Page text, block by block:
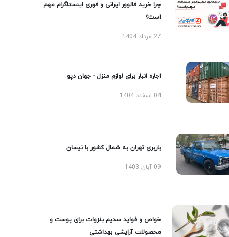
چرا خرید فالوور ایرانی و فوری اینستاگرام مهم
است؟
27 مرداد 1404
اجاره انبار برای لوازم منزل - جهان دپو
04 اسفند 1404
باربری تهران به شمال کشور با نیسان
09 آبان 1403
خواص و فواید سدیم بنزوات برای پوست و
محصولات آرایشی بهداشتی